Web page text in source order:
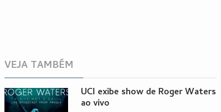
VEJA TAMBÉM
UCI exibe show de Roger Waters
ao vivo